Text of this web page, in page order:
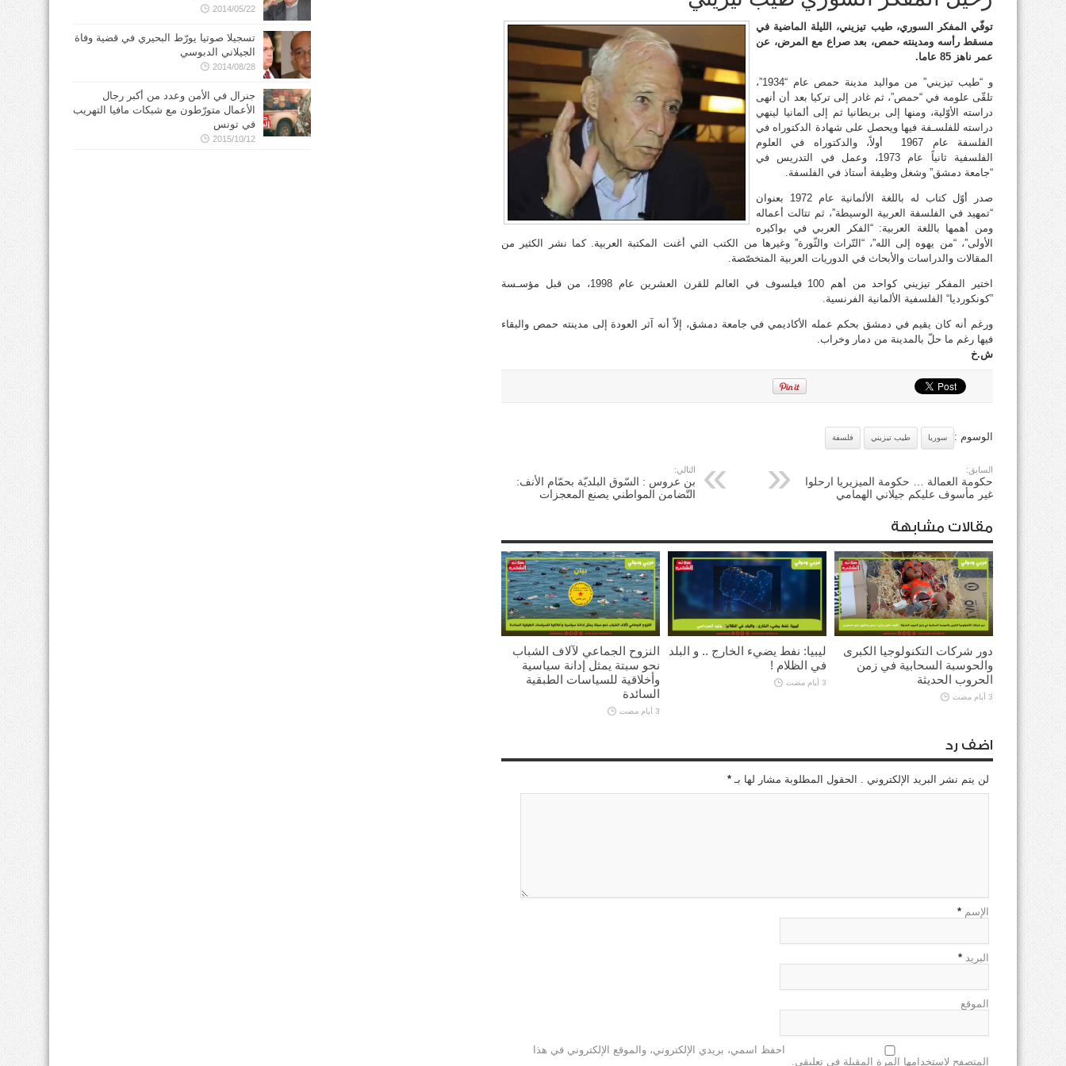
توفّي المفكر السوري، طيب تيزيني، الليلة الماضية في
مسقط رأسه ومدينته حمص، بعد صراع مع المرض، عن
عمر ناهز 85 عاما.
و “طيب تيزيني” من مواليد مدينة حمص عام “1934”،
تلقّى علومه في “حمص”، ثم غادر إلى تركيا بعد أن أنهى
دراسته الأوّلية، ومنها إلى بريطانيا ثم إلى ألمانيا لينهي
دراسته للفلسـفة فيها ويحصل على شهادة الدكتوراه في
الفلسفة عام 1967 أولاً، والدكتوراه في العلوم
الفلسفية ثانياً عام 1973، وعمل في التدريس في
“جامعة دمشق” وشغل وظيفة أستاذ في الفلسفة.
صدر أوّل كتاب له باللغة الألمانية عام 1972 بعنوان
“تمهيد في الفلسفة العربية الوسيطة”، ثم تتالت أعماله
ومن أهمها باللغة العربية: “الفكر العربي في بواكيره
الأولى”، “من يهوه إلى الله”، “التّراث والثّورة” وغيرها من الكتب التي أغنت المكتبة العربية. كما نشر الكثير من
المقالات والدراسات والأبحاث في الدوريات العربية المتخصّصة.
اختير المفكر تيزيني كواحد من أهم 100 فيلسوف في العالم للقرن العشرين عام 1998، من قبل مؤسـسة
”كونكورديا“ الفلسفية الألمانية الفرنسية.
ورغم أنه كان يقيم في دمشق بحكم عمله الأكاديمي في جامعة دمشق، إلاّ أنه آثر العودة إلى مدينته حمص والبقاء
فيها رغم ما حلّ بالمدينة من دمار وخراب.
ش.خ
الوسوم : سوريا طيب تيزيني فلسفة
السابق:
حكومة العمالة … حكومة الميزيريا ارحلوا
غير مأسوف عليكم جيلاني الهمامي
التالي:
بن عروس : السّوق البلديّة بحمّام الأنف:
التّضامن المواطني يصنع المعجزات
مقالات مشابهة
دور شركات التكنولوجيا الكبرى
والحوسبة السحابية في زمن
الحروب الحديثة
3 أيام مضت
ليبيا: نفط يضيء الخارج .. و البلد
في الظلام !
3 أيام مضت
النزوح الجماعي لآلاف الشباب
نحو سبتة يمثل إدانة سياسية
وأخلاقية للسياسات الطبقية
السائدة
3 أيام مضت
اضف رد
لن يتم نشر البريد الإلكتروني . الحقول المطلوبة مشار لها بـ *
الإسم *
البريد *
الموقع
احفظ اسمي، بريدي الإلكتروني، والموقع الإلكتروني في هذا
المتصفح لاستخدامها المرة المقبلة في تعليقي.
2014/05/22
تسجيلا صوتيا يورّط البحيري في قضية وفاة
الجيلاني الدبوسي
2014/08/28
جنرال في الأمن وعدد من أكبر رجال
الأعمال متورّطون مع شبكات مافيا التهريب
في تونس
2015/10/12